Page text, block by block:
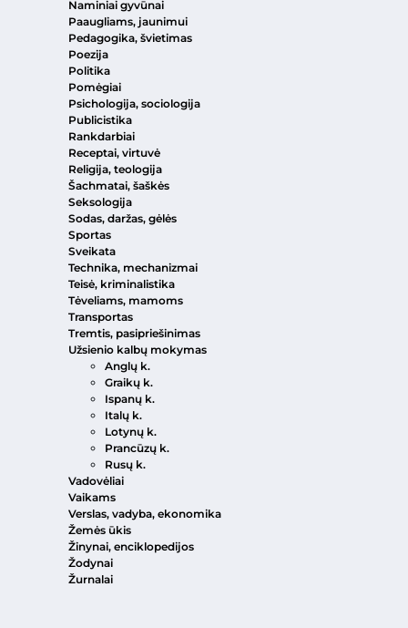
Naminiai gyvūnai
Paaugliams, jaunimui
Pedagogika, švietimas
Poezija
Politika
Pomėgiai
Psichologija, sociologija
Publicistika
Rankdarbiai
Receptai, virtuvė
Religija, teologija
Šachmatai, šaškės
Seksologija
Sodas, daržas, gėlės
Sportas
Sveikata
Technika, mechanizmai
Teisė, kriminalistika
Tėveliams, mamoms
Transportas
Tremtis, pasipriešinimas
Užsienio kalbų mokymas
Anglų k.
Graikų k.
Ispanų k.
Italų k.
Lotynų k.
Prancūzų k.
Rusų k.
Vadovėliai
Vaikams
Verslas, vadyba, ekonomika
Žemės ūkis
Žinynai, enciklopedijos
Žodynai
Žurnalai